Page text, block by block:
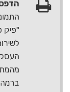
"פיק
ברמה